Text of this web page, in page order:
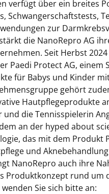
verfügt über ein breites
Schwangerschaftstests,
zur
die NanoRepro AG
Seit Herbst
Paedi Protect AG,
für Babys und Kinder
gehört
Hautpflegeprodukte
die Tennisspielerin
an der hyped about
das mit dem Produkt
und
NanoRepro auch ihre
Produktkonzept rund um
Sie sich bitte an: